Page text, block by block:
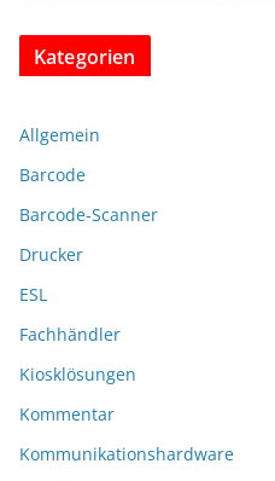
Kategorien
Allgemein
Barcode
Barcode-Scanner
Drucker
ESL
Fachhändler
Kiosklösungen
Kommentar
Kommunikationshardware